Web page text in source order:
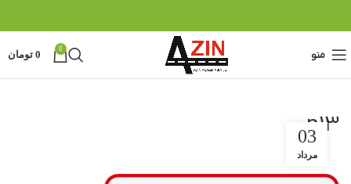
منو 0
0 تومان
p13
03
مرداد